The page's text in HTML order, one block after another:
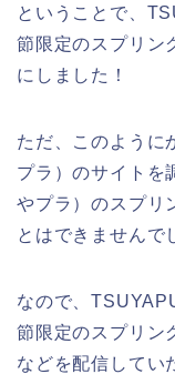
ということで、
節限定のスプリン
にしました！
ただ、このように
プラ）のサイトを
やプラ）のスプリ
とはできませんで
なので、
節限定のスプリン
などを配信してい